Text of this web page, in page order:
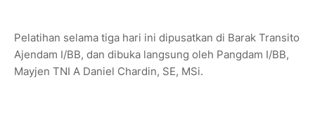
Pelatihan selama tiga hari ini dipusatkan di Barak Transito
Ajendam I/BB, dan dibuka langsung oleh Pangdam I/BB,
Mayjen TNI A Daniel Chardin, SE, MSi.